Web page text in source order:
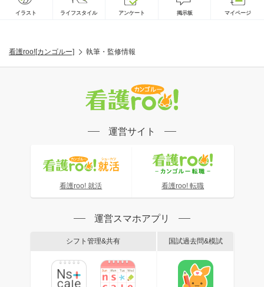
イラスト ライフスタイル アンケート 掲示板 マイページ
看護roo![カンゴルー] 執筆・監修情報
運営サイト
看護roo! 就活 看護roo! 転職
運営スマホアプリ
シフト管理&共有 国試過去問&模試